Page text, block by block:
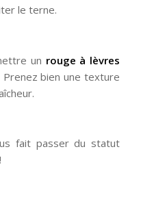
le terne.
un rouge à lèvres
bien une texture
fait passer du statut
!